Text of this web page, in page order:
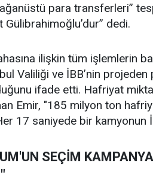
para transferleri”
dedi.
ilişkin tüm işlemlerin
Valiliği ve İBB’nin projeden
ifade etti. Hafriyat
Emir, "185 milyon ton
17 saniyede bir kamyonun
SEÇİM